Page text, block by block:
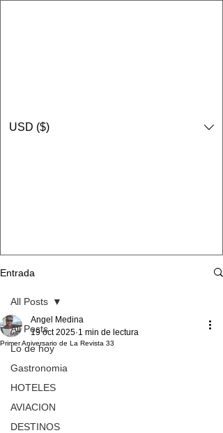
USD ($)
Entrada
All Posts
Lo de hoy
Gastronomia
HOTELES
AVIACION
DESTINOS
All Posts
Primer Aniversario de La Revista 33
Angel Medina
19 oct 2025 1 min de lectura